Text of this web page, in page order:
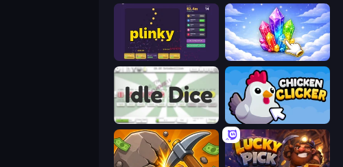
Plinky Crystalia Idle Clicker
Idle Dice Chicken Clicker